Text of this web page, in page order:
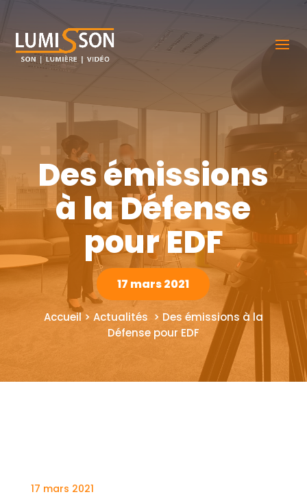
Des émissions
à la Défense
pour EDF
17 mars 2021
Accueil > Actualités > Des émissions à la
Défense pour EDF
17 mars 2021